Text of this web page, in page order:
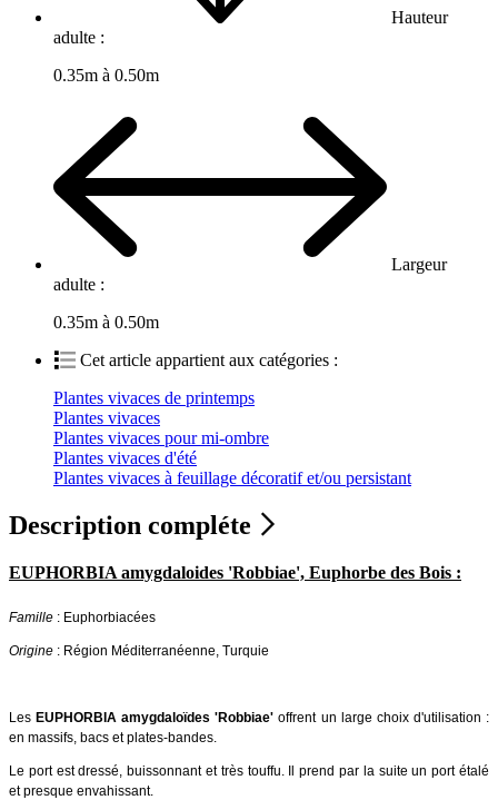
Hauteur
adulte :
0.35m à 0.50m
Largeur
adulte :
0.35m à 0.50m
Cet article appartient aux catégories :
Plantes vivaces de printemps
Plantes vivaces
Plantes vivaces pour mi-ombre
Plantes vivaces d'été
Plantes vivaces à feuillage décoratif et/ou persistant
Description compléte
EUPHORBIA amygdaloides 'Robbiae', Euphorbe des Bois :
Famille : Euphorbiacées
Origine : Région Méditerranéenne, Turquie
Les EUPHORBIA amygdaloïdes 'Robbiae'offrent un large choix d'utilisation :
en massifs, bacs et plates-bandes.
Le port est dressé, buissonnant et très touffu. Il prend par la suite un port étalé
et presque envahissant.